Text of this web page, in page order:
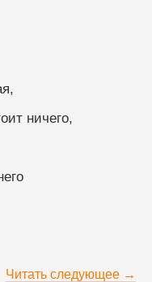
ничего,
Читать следующее →